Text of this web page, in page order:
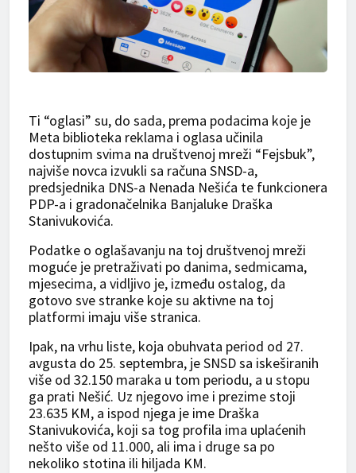
Ti “oglasi” su, do sada, prema podacima koje je
Meta biblioteka reklama i oglasa učinila
dostupnim svima na društvenoj mreži “Fejsbuk”,
najviše novca izvukli sa računa SNSD-a,
predsjednika DNS-a Nenada Nešića te funkcionera
PDP-a i gradonačelnika Banjaluke Draška
Stanivukovića.
Podatke o oglašavanju na toj društvenoj mreži
moguće je pretraživati po danima, sedmicama,
mjesecima, a vidljivo je, između ostalog, da
gotovo sve stranke koje su aktivne na toj
platformi imaju više stranica.
Ipak, na vrhu liste, koja obuhvata period od 27.
avgusta do 25. septembra, je SNSD sa iskeširanih
više od 32.150 maraka u tom periodu, a u stopu
ga prati Nešić. Uz njegovo ime i prezime stoji
23.635 KM, a ispod njega je ime Draška
Stanivukovića, koji sa tog profila ima uplaćenih
nešto više od 11.000, ali ima i druge sa po
nekoliko stotina ili hiljada KM.